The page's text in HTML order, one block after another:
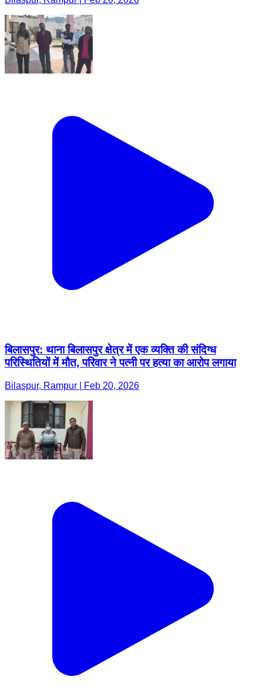
बिलासपुर: थाना बिलासपुर क्षेत्र में एक व्यक्ति की संदिग्ध
परिस्थितियों में मौत, परिवार ने पत्नी पर हत्या का आरोप लगाया
Bilaspur, Rampur | Feb 20, 2026